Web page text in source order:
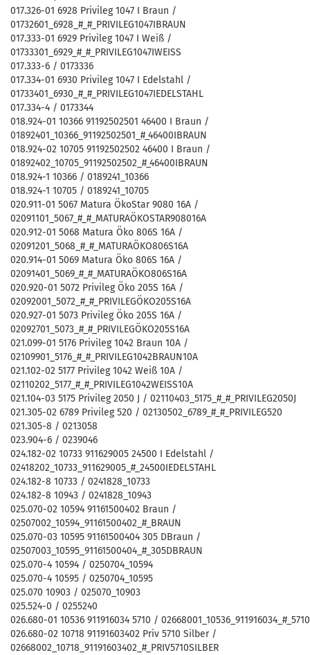
017.326-01 6928 Privileg 1047 I Braun /
01732601_6928_#_#_PRIVILEG1047IBRAUN
017.333-01 6929 Privileg 1047 I Weiß /
01733301_6929_#_#_PRIVILEG1047IWEISS
017.333-6 / 0173336
017.334-01 6930 Privileg 1047 I Edelstahl /
01733401_6930_#_#_PRIVILEG1047IEDELSTAHL
017.334-4 / 0173344
018.924-01 10366 91192502501 46400 I Braun /
01892401_10366_91192502501_#_46400IBRAUN
018.924-02 10705 91192502502 46400 I Braun /
01892402_10705_91192502502_#_46400IBRAUN
018.924-1 10366 / 0189241_10366
018.924-1 10705 / 0189241_10705
020.911-01 5067 Matura ÖkoStar 9080 16A /
02091101_5067_#_#_MATURAÖKOSTAR908016A
020.912-01 5068 Matura Öko 806S 16A /
02091201_5068_#_#_MATURAÖKO806S16A
020.914-01 5069 Matura Öko 806S 16A /
02091401_5069_#_#_MATURAÖKO806S16A
020.920-01 5072 Privileg Öko 205S 16A /
02092001_5072_#_#_PRIVILEGÖKO205S16A
020.927-01 5073 Privileg Öko 205S 16A /
02092701_5073_#_#_PRIVILEGÖKO205S16A
021.099-01 5176 Privileg 1042 Braun 10A /
02109901_5176_#_#_PRIVILEG1042BRAUN10A
021.102-02 5177 Privileg 1042 Weiß 10A /
02110202_5177_#_#_PRIVILEG1042WEISS10A
021.104-03 5175 Privileg 2050 J / 02110403_5175_#_#_PRIVILEG2050J
021.305-02 6789 Privileg 520 / 02130502_6789_#_#_PRIVILEG520
021.305-8 / 0213058
023.904-6 / 0239046
024.182-02 10733 911629005 24500 I Edelstahl /
02418202_10733_911629005_#_24500IEDELSTAHL
024.182-8 10733 / 0241828_10733
024.182-8 10943 / 0241828_10943
025.070-02 10594 91161500402 Braun /
02507002_10594_91161500402_#_BRAUN
025.070-03 10595 91161500404 305 DBraun /
02507003_10595_91161500404_#_305DBRAUN
025.070-4 10594 / 0250704_10594
025.070-4 10595 / 0250704_10595
025.070 10903 / 025070_10903
025.524-0 / 0255240
026.680-01 10536 911916034 5710 / 02668001_10536_911916034_#_5710
026.680-02 10718 91191603402 Priv 5710 Silber /
02668002_10718_91191603402_#_PRIV5710SILBER